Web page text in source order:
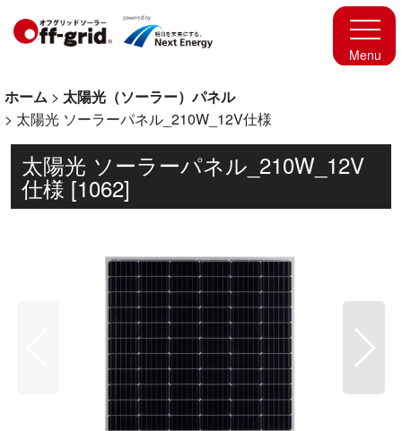
ホーム > 太陽光（ソーラー）パネル
> 太陽光 ソーラーパネル_210W_12V仕様
太陽光 ソーラーパネル_210W_12V
仕様 [1062]